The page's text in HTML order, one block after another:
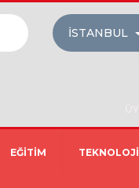
İSTANBUL
EĞİTİM TEKNOLOJİ